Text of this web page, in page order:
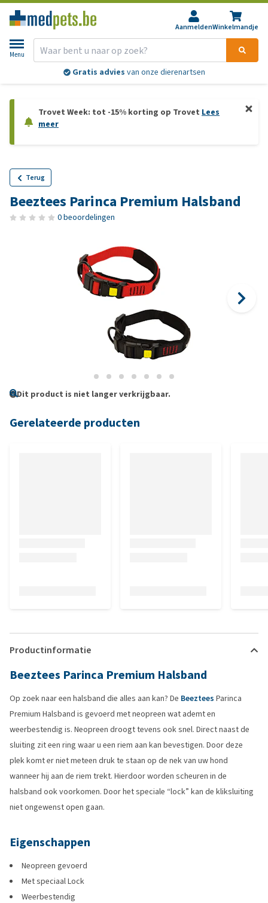
AanmeldenWinkelmandje
Menu
Gratis advies van onze dierenartsen
Trovet Week: tot -15% korting op Trovet Lees
meer
Terug
Beeztees Parinca Premium Halsband
0 beoordelingen
Dit product is niet langer verkrijgbaar.
Gerelateerde producten
Productinformatie
Beeztees Parinca Premium Halsband
Op zoek naar een halsband die alles aan kan? De Beeztees Parinca
Premium Halsband is gevoerd met neopreen wat ademt en
weerbestendig is. Neopreen droogt tevens ook snel. Direct naast de
sluiting zit een ring waar u een riem aan kan bevestigen. Door deze
plek komt er niet meteen druk te staan op de nek van uw hond
wanneer hij aan de riem trekt. Hierdoor worden scheuren in de
halsband ook voorkomen. Door het speciale “lock” kan de kliksluiting
niet ongewenst open gaan.
Eigenschappen
Neopreen gevoerd
Met speciaal Lock
Weerbestendig